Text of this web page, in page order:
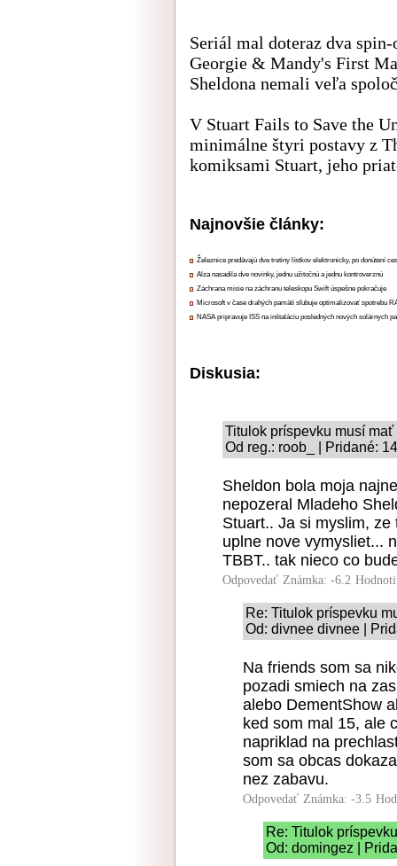
Seriál mal doteraz dva
Georgie & Mandy's First
Sheldona nemali veľa
V Stuart Fails to Save the
minimálne štyri postavy z
komiksami Stuart, jeho
Najnovšie články:
Železnice predávajú dve tretiny lístkov elektronicky, po donútení
Alza nasadila dve novinky, jednu užitočnú a jednu kontroverznú
Záchrana misie na záchranu teleskopu Swift úspešne pokračuje
Microsoft v čase drahých pamätí sľubuje optimalizovať spotrebu
NASA pripravuje ISS na inštaláciu posledných nových solárnych
Diskusia:
Titulok príspevku musí
Od reg.: roob_ | Pridané:
Sheldon bola moja
nepozeral Mladeho
Stuart.. Ja si myslim,
uplne nove vymysliet...
TBBT.. tak nieco co
Odpovedať Známka: -6.2
Re: Titulok príspevku
Od: divnee divnee |
Na friends som sa
pozadi smiech na
alebo DementShow
ked som mal 15, ale
napriklad na
som sa obcas
nez zabavu.
Odpovedať Známka: -3.5
Re: Titulok
Od: domingez |